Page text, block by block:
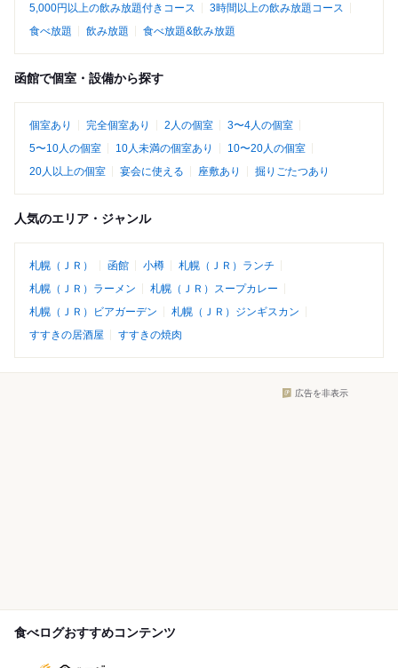
5,000円以上の飲み放題付きコース
3時間以上の飲み放題コース
食べ放題
飲み放題 食べ放題&飲み放題
函館で個室・設備から探す
個室あり 完全個室あり 2人の個室
3〜4人の個室
5〜10人の個室
10人未満の個室あり
10〜20人の個室
20人以上の個室
宴会に使える 座敷あり 掘りごたつあり
人気のエリア・ジャンル
札幌（ＪＲ） 函館 小樽
札幌（ＪＲ）ランチ
札幌（ＪＲ）ラーメン
札幌（ＪＲ）スープカレー
札幌（ＪＲ）ビアガーデン
札幌（ＪＲ）ジンギスカン
すすきの居酒屋
すすきの焼肉
広告を非表示
食べログおすすめコンテンツ